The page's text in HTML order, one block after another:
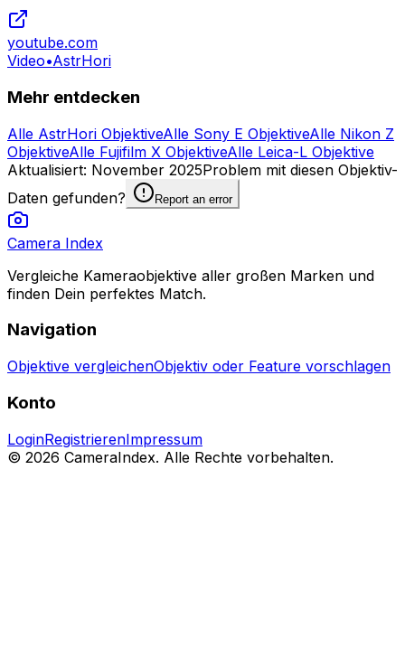
youtube.com
Video•AstrHori
Mehr entdecken
Alle AstrHori ObjektiveAlle Sony E ObjektiveAlle Nikon Z
ObjektiveAlle Fujifilm X ObjektiveAlle Leica-L Objektive
Aktualisiert: November 2025Problem mit diesen Objektiv-
Daten gefunden?
Report an error
Camera Index
Vergleiche Kameraobjektive aller großen Marken und
finden Dein perfektes Match.
Navigation
Objektive vergleichenObjektiv oder Feature vorschlagen
Konto
LoginRegistrierenImpressum
© 2026 CameraIndex. Alle Rechte vorbehalten.